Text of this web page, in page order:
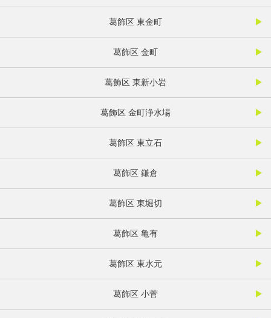
葛飾区 東金町
葛飾区 金町
葛飾区 東新小岩
葛飾区 金町浄水場
葛飾区 東立石
葛飾区 鎌倉
葛飾区 東堀切
葛飾区 亀有
葛飾区 東水元
葛飾区 小菅